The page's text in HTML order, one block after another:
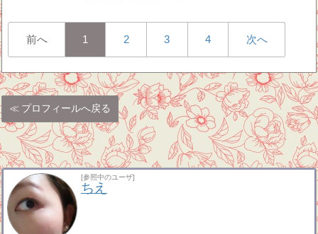
前へ 1 2 3 4 次へ
プロフィールへ戻る
[参照中のユーザ]
ちえ